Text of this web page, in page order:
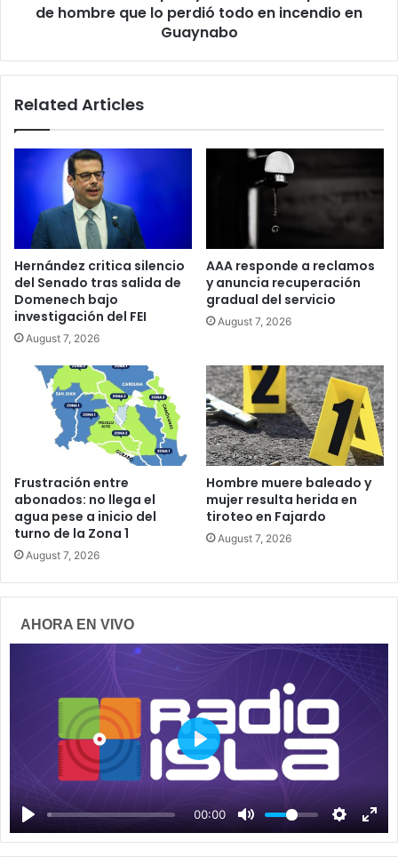
recuperación
que
perdió
incendio
Guaynabo
de hombre que lo perdió todo en incendio en
Guaynabo
Related Articles
Hernández critica silencio
del Senado tras salida de
Domenech bajo
investigación del FEI
August 7, 2026
AAA responde a reclamos
y anuncia recuperación
gradual del servicio
August 7, 2026
Frustración entre
abonados: no llega el
agua pese a inicio del
turno de la Zona 1
August 7, 2026
Hombre muere baleado y
mujer resulta herida en
tiroteo en Fajardo
August 7, 2026
AHORA EN VIVO
00:00
P
a
y